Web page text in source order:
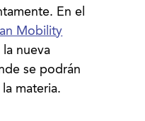
En el
Mobility
la nueva
se podrán
materia.